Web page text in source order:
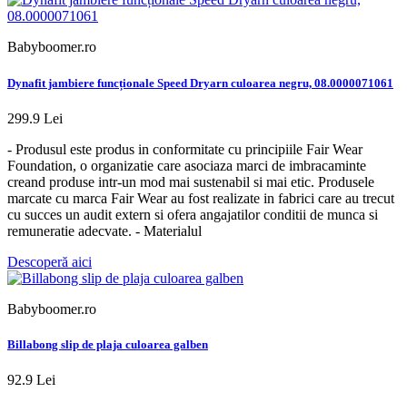
Babyboomer.ro
Dynafit jambiere funcționale Speed Dryarn culoarea negru, 08.0000071061
299.9 Lei
- Produsul este produs in conformitate cu principiile Fair Wear
Foundation, o organizatie care asociaza marci de imbracaminte
creand produse intr-un mod mai sustenabil si mai etic. Produsele
marcate cu marca Fair Wear au fost realizate in fabrici care au trecut
cu succes un audit extern si ofera angajatilor conditii de munca si
remuneratie adecvate. - Materialul
Descoperă aici
Babyboomer.ro
Billabong slip de plaja culoarea galben
92.9 Lei